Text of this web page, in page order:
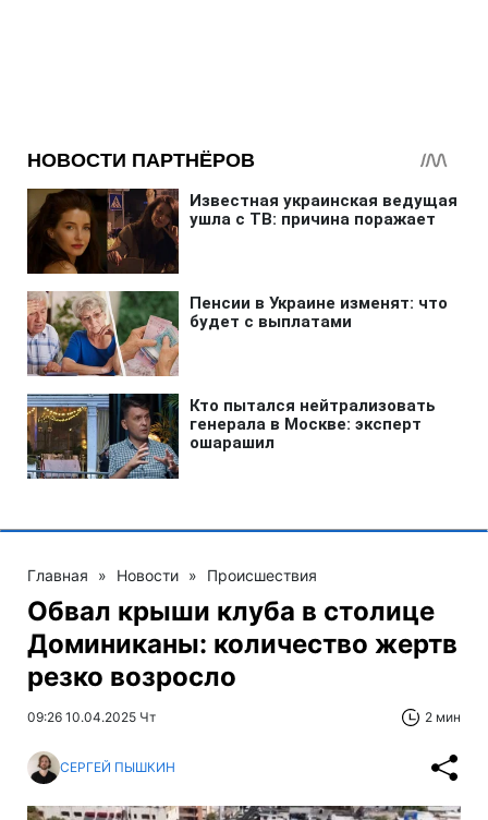
Главная » Новости » Происшествия
Обвал крыши клуба в столице
Доминиканы: количество жертв
резко возросло
09:26 10.04.2025 Чт 2 мин
СЕРГЕЙ ПЫШКИН